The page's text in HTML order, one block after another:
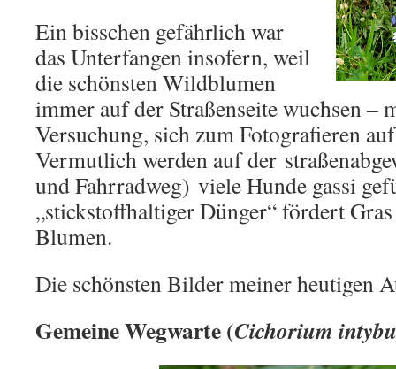
Ein bisschen gefährlich war
das Unterfangen insofern, weil
die schönsten Wildblumen
immer auf der Straßenseite wuchsen –
Versuchung, sich zum Fotografieren
Vermutlich werden auf der
und Fahrradweg) viele Hunde gassi
„stickstoffhaltiger Dünger“ fördert
Blumen.
Die schönsten Bilder meiner heutigen
Gemeine Wegwarte (Cichorium